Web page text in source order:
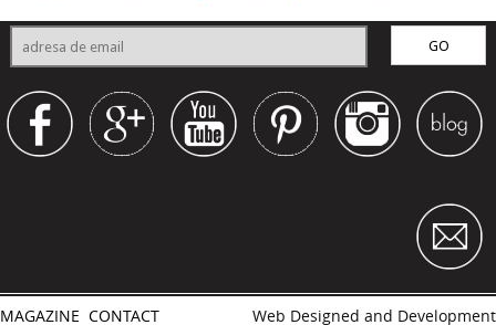
MAGAZINE CONTACT
Web Designed and Development